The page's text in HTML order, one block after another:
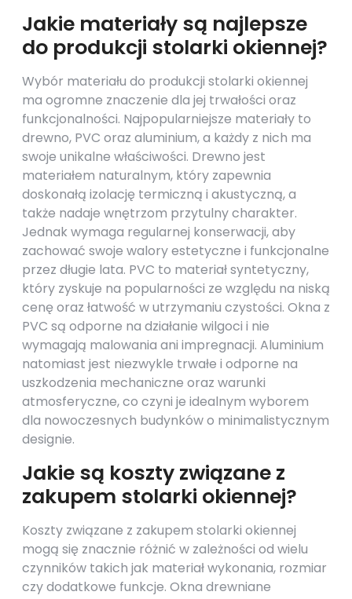
Jakie materiały są najlepsze
do produkcji stolarki okiennej?
Wybór materiału do produkcji stolarki okiennej
ma ogromne znaczenie dla jej trwałości oraz
funkcjonalności. Najpopularniejsze materiały to
drewno, PVC oraz aluminium, a każdy z nich ma
swoje unikalne właściwości. Drewno jest
materiałem naturalnym, który zapewnia
doskonałą izolację termiczną i akustyczną, a
także nadaje wnętrzom przytulny charakter.
Jednak wymaga regularnej konserwacji, aby
zachować swoje walory estetyczne i funkcjonalne
przez długie lata. PVC to materiał syntetyczny,
który zyskuje na popularności ze względu na niską
cenę oraz łatwość w utrzymaniu czystości. Okna z
PVC są odporne na działanie wilgoci i nie
wymagają malowania ani impregnacji. Aluminium
natomiast jest niezwykle trwałe i odporne na
uszkodzenia mechaniczne oraz warunki
atmosferyczne, co czyni je idealnym wyborem
dla nowoczesnych budynków o minimalistycznym
designie.
Jakie są koszty związane z
zakupem stolarki okiennej?
Koszty związane z zakupem stolarki okiennej
mogą się znacznie różnić w zależności od wielu
czynników takich jak materiał wykonania, rozmiar
czy dodatkowe funkcje. Okna drewniane